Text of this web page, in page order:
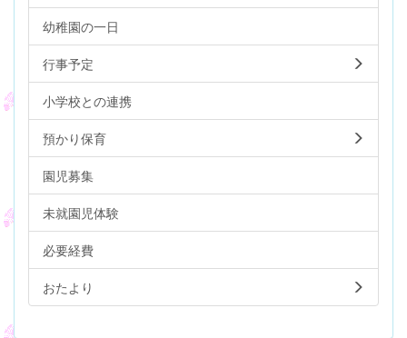
幼稚園の一日
行事予定
小学校との連携
預かり保育
園児募集
未就園児体験
必要経費
おたより